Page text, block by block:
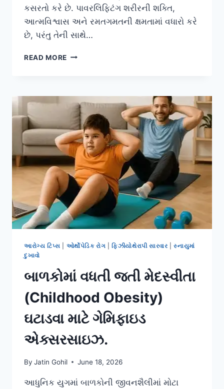
કસરતો કરે છે. પાવરલિફ્ટિંગ શરીરની શક્તિ,
આત્મવિશ્વાસ અને રમતગમતની ક્ષમતામાં વધારો કરે
છે, પરંતુ તેની સાથે…
READ MORE પાવરલિફ્ટિંગ
નીચેના
ભાગમાં
‘ફેસેટ
જોઈન્ટ’
ની
ઇજા.
આરોગ્ય ટિપ્સ ઓર્થોપેડિક રોગ |ફિઝીયોથેરાપી સારવાર |સ્નાયુમાં
દુખાવો
બાળકોમાં વધતી જતી મેદસ્વીતા
(Childhood Obesity)
ઘટાડવા માટે ગેમિફાઇડ
એક્સરસાઇઝ.
By Jatin Gohil June 18, 2026
આધુનિક યુગમાં બાળકોની જીવનશૈલીમાં મોટા